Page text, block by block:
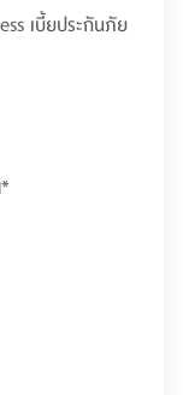
เบี้ยประกันภัย